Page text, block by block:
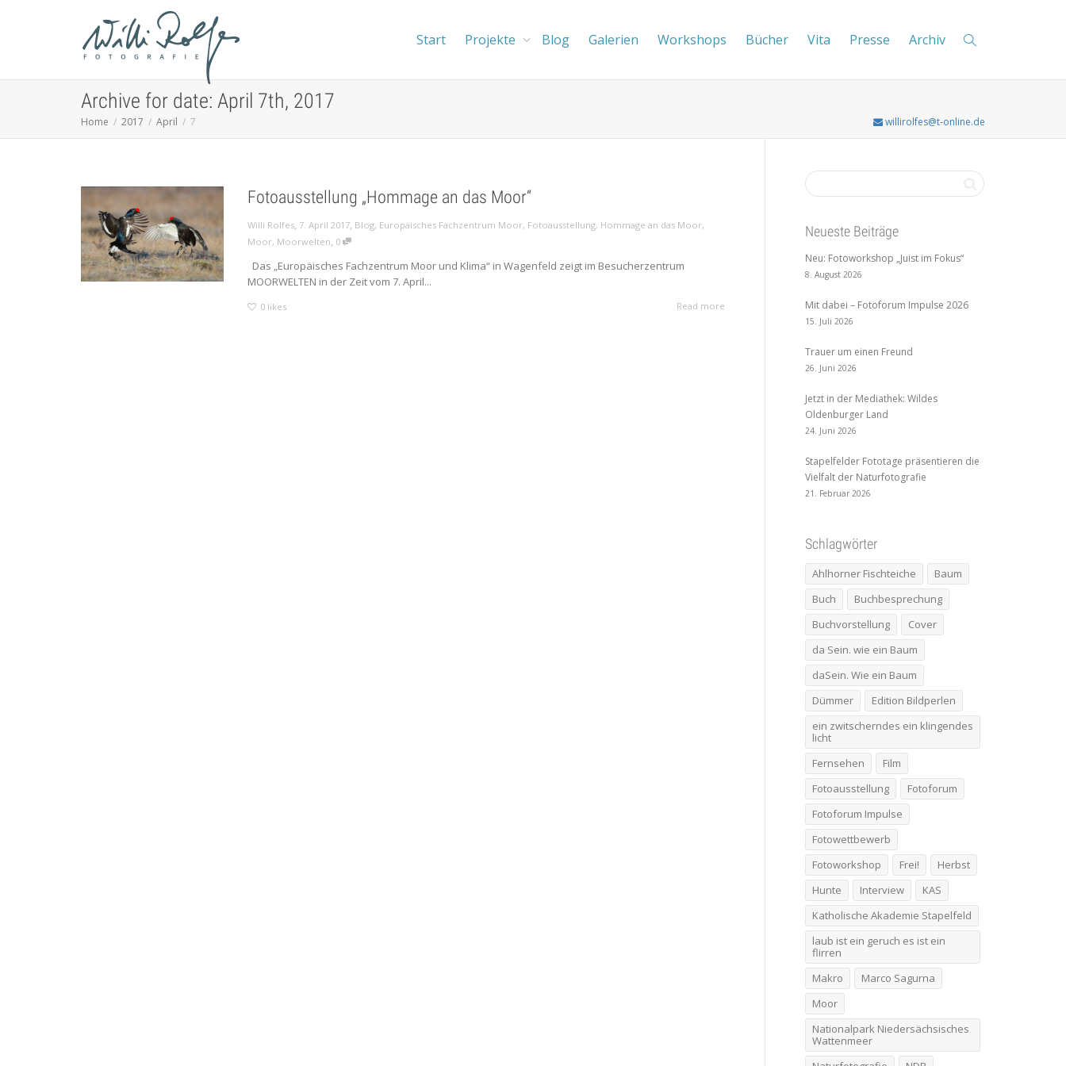
Start Projekte Blog Galerien Workshops Bücher Vita Presse Archiv
Archive for date: April 7th, 2017
Home 2017 April 7 willirolfes@t-online.de
Fotoausstellung „Hommage an das Moor“
Willi Rolfes, 7. April 2017, Blog, Europäisches Fachzentrum Moor, Fotoausstellung, Hommage an das Moor,
Moor, Moorwelten, 0
Das „Europäisches Fachzentrum Moor und Klima“ in Wagenfeld zeigt im Besucherzentrum
MOORWELTEN in der Zeit vom 7. April...
0 likes Read more
Neueste Beiträge
Neu: Fotoworkshop „Juist im Fokus“
8. August 2026
Mit dabei – Fotoforum Impulse 2026
15. Juli 2026
Trauer um einen Freund
26. Juni 2026
Jetzt in der Mediathek: Wildes
Oldenburger Land
24. Juni 2026
Stapelfelder Fototage präsentieren die
Vielfalt der Naturfotografie
21. Februar 2026
Schlagwörter
Ahlhorner Fischteiche
Baum
Buch
Buchbesprechung
Buchvorstellung
Cover
da Sein. wie ein Baum
daSein. Wie ein Baum
Dümmer
Edition Bildperlen
ein zwitscherndes ein klingendes
licht
Fernsehen
Film
Fotoausstellung
Fotoforum
Fotoforum Impulse
Fotowettbewerb
Fotoworkshop
Frei!
Herbst
Hunte
Interview
KAS
Katholische Akademie Stapelfeld
laub ist ein geruch es ist ein
flirren
Makro
Marco Sagurna
Moor
Nationalpark Niedersächsisches
Wattenmeer